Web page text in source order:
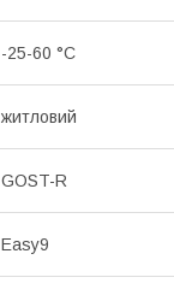
-25-60 °C
житловий
GOST-R
Easy9